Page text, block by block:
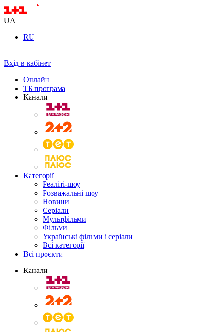
UA
RU
Вхід в кабінет
Онлайн
ТБ програма
Канали
Категорії
Реаліті-шоу
Розважальні шоу
Новини
Серіали
Мультфільми
Фільми
Українські фільми і серіали
Всі категорії
Всі проєкти
Канали